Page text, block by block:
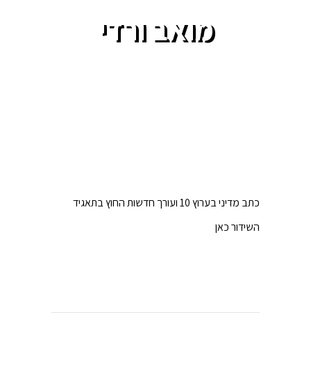
מואב ורדי
כתב מדיני בערוץ 10 ועורך חדשות החוץ בתאגיד
השידור כאן